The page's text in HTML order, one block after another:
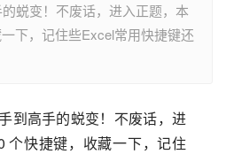
蜕变！不废话，进入正题，本
下，记住些Excel常用快捷键还
到高手的蜕变！不废话，进
个快捷键，收藏一下，记住